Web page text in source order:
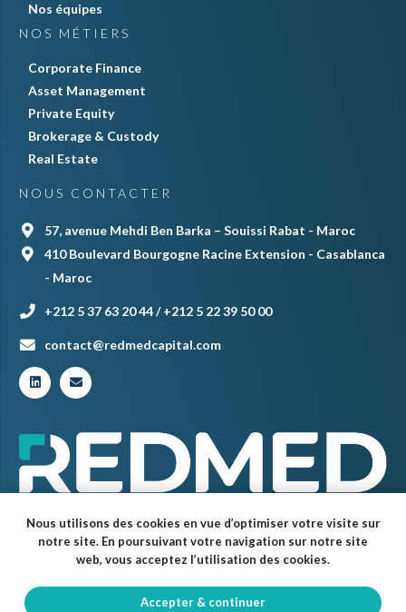
Nos équipes
NOS MÉTIERS
Corporate Finance
Asset Management
Private Equity
Brokerage & Custody
Real Estate
NOUS CONTACTER
57, avenue Mehdi Ben Barka – Souissi Rabat - Maroc
410 Boulevard Bourgogne Racine Extension - Casablanca
- Maroc
+212 5 37 63 20 44 / +212 5 22 39 50 00
contact@redmedcapital.com
© Red Med 2024 – Tous droits réservés.
Nous utilisons des cookies en vue d’optimiser votre visite sur
notre site. En poursuivant votre navigation sur notre site
web, vous acceptez l’utilisation des cookies.
Accepter & continuer